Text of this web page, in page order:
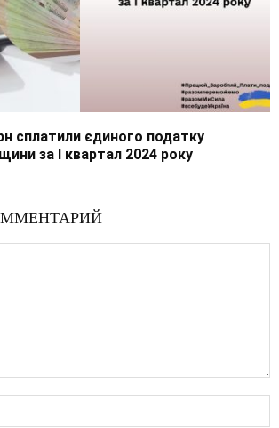
сплатили єдиного податку
за І квартал 2024 року